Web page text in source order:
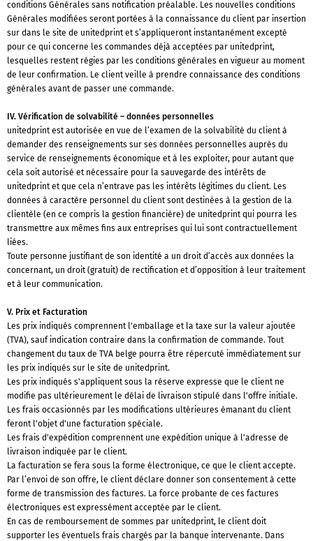
conditions Générales sans notification préalable. Les nouvelles conditions
Générales modifiées seront portées à la connaissance du client par insertion
sur dans le site de unitedprint et s’appliqueront instantanément excepté
pour ce qui concerne les commandes déjà acceptées par unitedprint,
lesquelles restent régies par les conditions générales en vigueur au moment
de leur confirmation. Le client veille à prendre connaissance des conditions
générales avant de passer une commande.
IV. Vérification de solvabilité – données personnelles
unitedprint est autorisée en vue de l’examen de la solvabilité du client à
demander des renseignements sur ses données personnelles auprès du
service de renseignements économique et à les exploiter, pour autant que
cela soit autorisé et nécessaire pour la sauvegarde des intérêts de
unitedprint et que cela n’entrave pas les intérêts légitimes du client. Les
données à caractère personnel du client sont destinées à la gestion de la
clientèle (en ce compris la gestion financière) de unitedprint qui pourra les
transmettre aux mêmes fins aux entreprises qui lui sont contractuellement
liées.
Toute personne justifiant de son identité a un droit d’accès aux données la
concernant, un droit (gratuit) de rectification et d’opposition à leur traitement
et à leur communication.
V. Prix et Facturation
Les prix indiqués comprennent l'emballage et la taxe sur la valeur ajoutée
(TVA), sauf indication contraire dans la confirmation de commande. Tout
changement du taux de TVA belge pourra être répercuté immédiatement sur
les prix indiqués sur le site de unitedprint.
Les prix indiqués s'appliquent sous la réserve expresse que le client ne
modifie pas ultérieurement le délai de livraison stipulé dans l'offre initiale.
Les frais occasionnés par les modifications ultérieures émanant du client
feront l'objet d'une facturation spéciale.
Les frais d'expédition comprennent une expédition unique à l'adresse de
livraison indiquée par le client.
La facturation se fera sous la forme électronique, ce que le client accepte.
Par l’envoi de son offre, le client déclare donner son consentement à cette
forme de transmission des factures. La force probante de ces factures
électroniques est expressément acceptée par le client.
En cas de remboursement de sommes par unitedprint, le client doit
supporter les éventuels frais chargés par la banque intervenante. Dans